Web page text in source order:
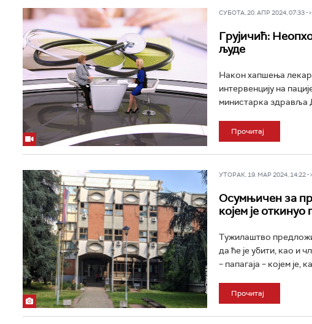
СУБОТА, 20. АПР 2024, 07:33 -
Грујичић:
људе
Након хапшења
интервенцију на
министарка здравља
Прочитај
УТОРАК, 19. МАР 2024, 14:22 -
Осумњичен за
којем је откинуо
Тужилаштво
да ће је убити, као и
– папагаја – којем је,
Прочитај